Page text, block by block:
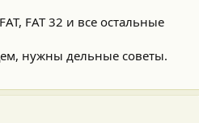
FAT 32 и все остальные
нужны дельные советы.